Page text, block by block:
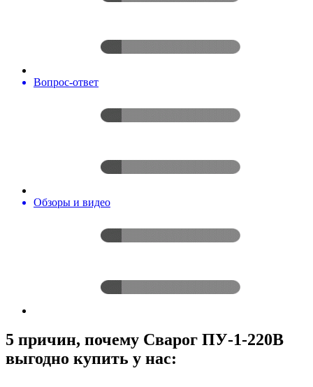
Вопрос-ответ
Обзоры и видео
5 причин, почему Сварог ПУ-1-220В
выгодно купить у нас: